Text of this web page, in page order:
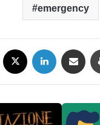
emergency
Facebook LinkedIn Condividi via mail